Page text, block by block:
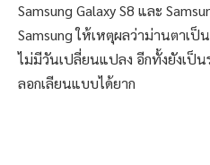
Samsung Galaxy S8 และ
Samsung ให้เหตุผลว่าม่านตาเป็
ไม่มีวันเปลี่ยนแปลง อีกทั้งยังเป็
ลอกเลียนแบบได้ยาก